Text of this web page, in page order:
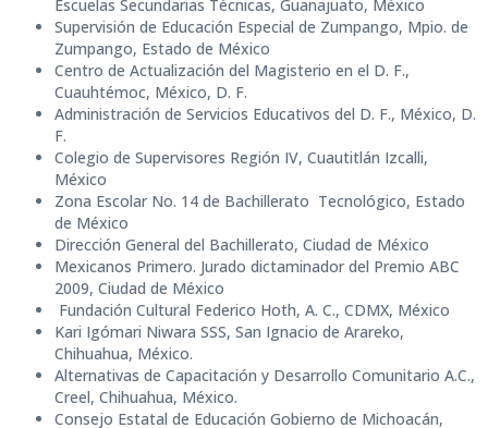
Escuelas Secundarias Técnicas, Guanajuato, México
Supervisión de Educación Especial de Zumpango, Mpio. de
Zumpango, Estado de México
Centro de Actualización del Magisterio en el D. F.,
Cuauhtémoc, México, D. F.
Administración de Servicios Educativos del D. F., México, D.
F.
Colegio de Supervisores Región IV, Cuautitlán Izcalli,
México
Zona Escolar No. 14 de Bachillerato Tecnológico, Estado
de México
Dirección General del Bachillerato, Ciudad de México
Mexicanos Primero. Jurado dictaminador del Premio ABC
2009, Ciudad de México
Fundación Cultural Federico Hoth, A. C., CDMX, México
Kari Igómari Niwara SSS, San Ignacio de Arareko,
Chihuahua, México.
Alternativas de Capacitación y Desarrollo Comunitario A.C.,
Creel, Chihuahua, México.
Consejo Estatal de Educación Gobierno de Michoacán,